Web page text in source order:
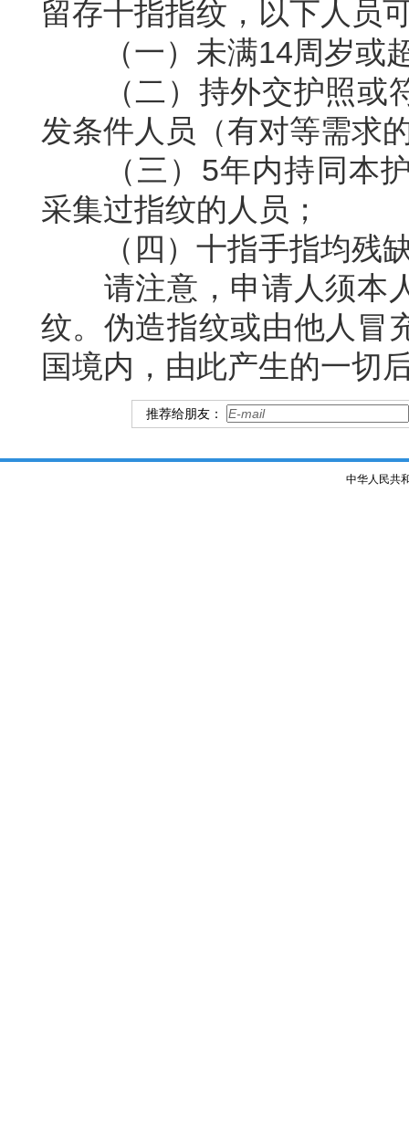
留存十指指纹，以下人员
（一）未满14周岁或
（二）持外交护照或符
发条件人员（有对等需求
（三）5年内持同本护
采集过指纹的人员；
（四）十指手指均残缺
请注意，申请人须本人
纹。伪造指纹或由他人冒
国境内，由此产生的一切
推荐给朋友：
中华人民共